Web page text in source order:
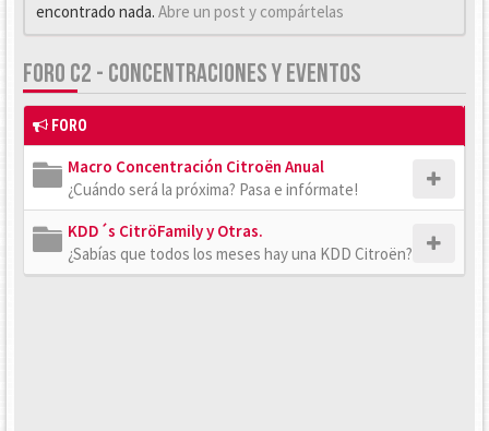
encontrado nada. Abre un post y compártelas
FORO C2 - CONCENTRACIONES Y EVENTOS
FORO
Macro Concentración Citroën Anual
¿Cuándo será la próxima? Pasa e infórmate!
KDD´s CitröFamily y Otras.
¿Sabías que todos los meses hay una KDD Citroën?